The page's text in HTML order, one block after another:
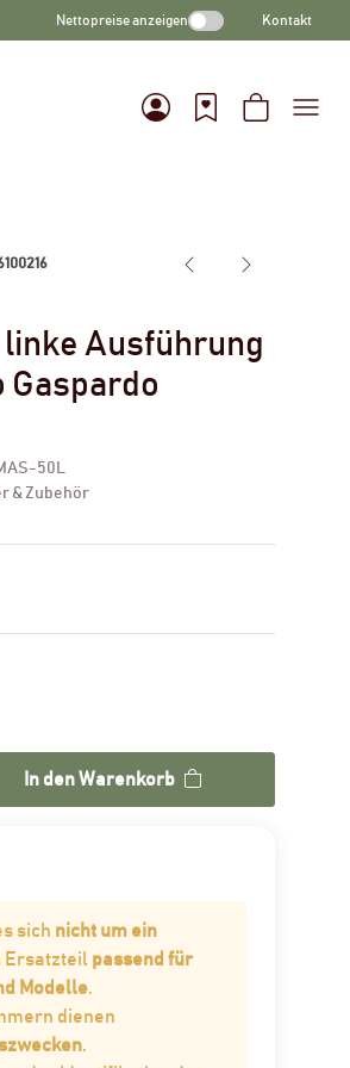
Nettopreise anzeigen Kontakt
Ausführung
Gaspardo
50L
& Zubehör
In den Warenkorb
sich nicht um ein
Ersatzteil passend für
Modelle.
dienen
.